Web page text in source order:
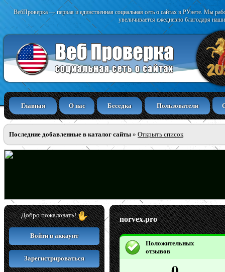
ВебПроверка — первая и единственная социальная сеть о сайтах в РУнете. Мы
увеличивается ежедневно благодаря
Главная О нас Беседка Пользователи
Последние добавленные в каталог сайты » Открыть список
Добро пожаловать!
Войти в аккаунт
Зарегистрироваться
norvex.pro
Положительных
отзывов